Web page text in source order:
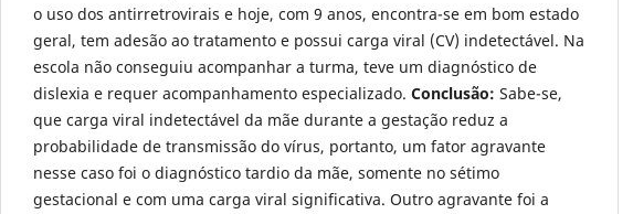
o uso dos antirretrovirais e hoje, com 9 anos, encontra-se em bom estado
geral, tem adesão ao tratamento e possui carga viral (CV) indetectável. Na
escola não conseguiu acompanhar a turma, teve um diagnóstico de
dislexia e requer acompanhamento especializado. Conclusão: Sabe-se,
que carga viral indetectável da mãe durante a gestação reduz a
probabilidade de transmissão do vírus, portanto, um fator agravante
nesse caso foi o diagnóstico tardio da mãe, somente no sétimo
gestacional e com uma carga viral significativa. Outro agravante foi a